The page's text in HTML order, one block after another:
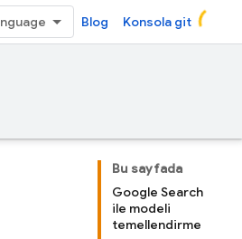
Blog Konsola git
Bu sayfada
Google Search
ile modeli
temellendirme